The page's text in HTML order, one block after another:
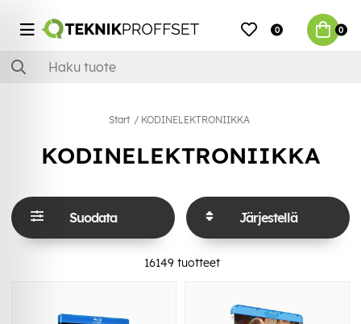
0 0
Start KODINELEKTRONIIKKA
KODINELEKTRONIIKKA
Suodata Järjestellä
16149 tuotteet